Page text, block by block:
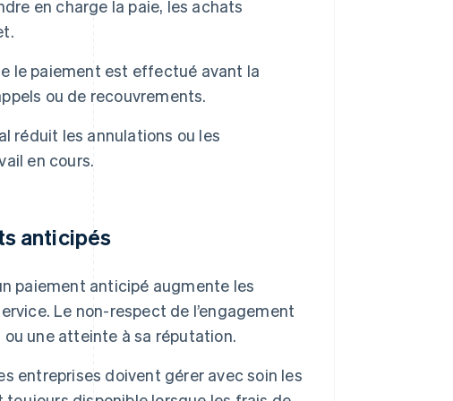
en charge la paie, les achats
le paiement est effectué avant la
ou de recouvrements.
réduit les annulations ou les
en cours.
anticipés
paiement anticipé augmente les
Le non-respect de l’engagement
ou une atteinte à sa réputation.
entreprises doivent gérer avec soin les